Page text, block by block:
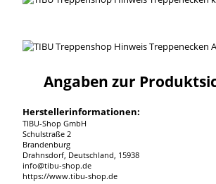
Angaben zur
Herstellerinformationen:
TIBU-Shop GmbH
Schulstraße 2
Brandenburg
Drahnsdorf, Deutschland, 15938
info@tibu-shop.de
https://www.tibu-shop.de